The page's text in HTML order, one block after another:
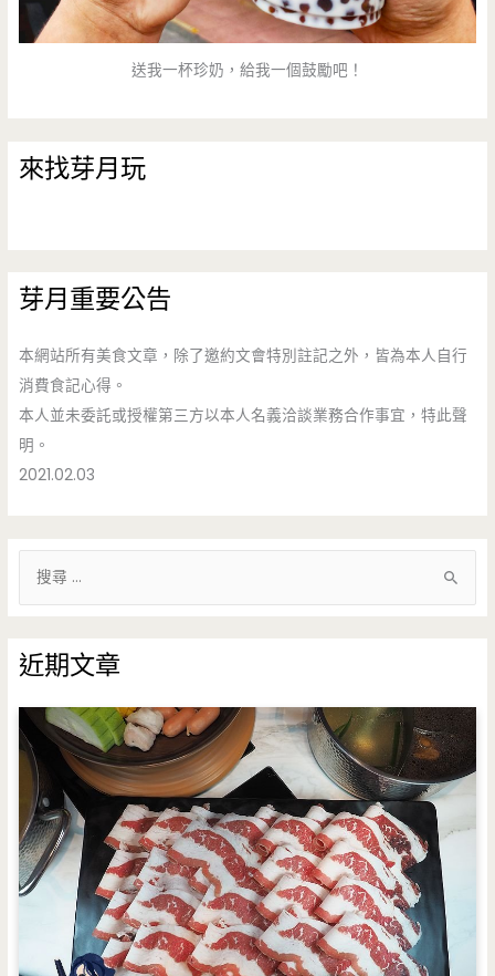
送我一杯珍奶，給我一個鼓勵吧！
來找芽月玩
芽月重要公告
本網站所有美食文章，除了邀約文會特別註記之外，皆為本人自行
消費食記心得。
本人並未委託或授權第三方以本人名義洽談業務合作事宜，特此聲
明。
2021.02.03
鍵
字
:
近期文章